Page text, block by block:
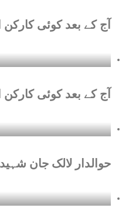
آج کے بعد کوئی کارکن
آج کے بعد کوئی کارکن
حوالدار لالک جان